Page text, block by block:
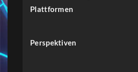
Plattformen
Perspektiven